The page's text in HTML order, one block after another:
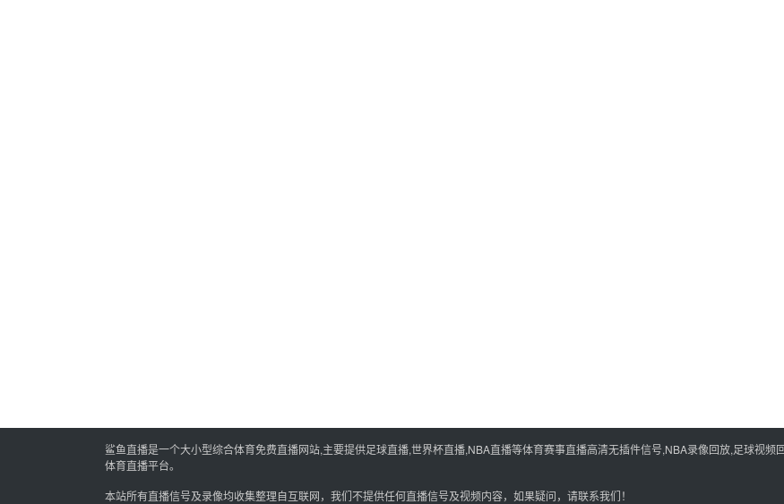
鲨鱼直播是一个大小型综合体育免费直播网站,主要提供足球直播,世界杯直播,NBA直播等体育赛事直播高清无插件信号,NBA录像回放,足球视
体育直播平台。
本站所有直播信号及录像均收集整理自互联网，我们不提供任何直播信号及视频内容，如果疑问，请联系我们！